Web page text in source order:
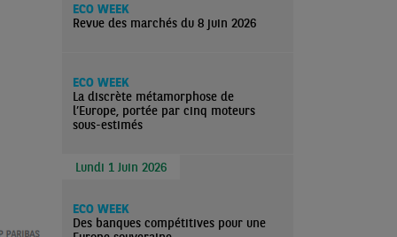
ECO WEEK
Revue des marchés du 8 juin 2026
ECO WEEK
La discrète métamorphose de
l’Europe, portée par cinq moteurs
sous-estimés
Lundi 1 Juin 2026
ECO WEEK
Des banques compétitives pour une